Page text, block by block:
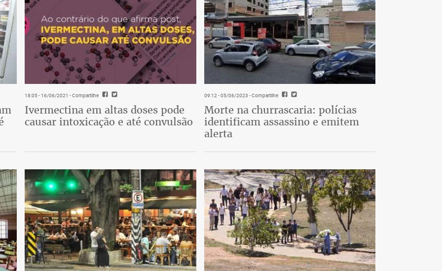
18:05 - 16/06/2021 - Compartilhe
Ivermectina em altas doses pode
causar intoxicação e até convulsão
09:12 - 05/06/2023 - Compartilhe
Morte na churrascaria: polícias
identificam assassino e emitem
alerta